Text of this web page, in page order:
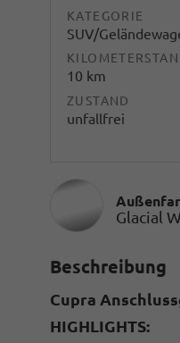
KATEGORIE
SUV/
10 km
ZUSTAND
unfallfrei
Glacial
Beschreibung
Cupra
HIGHLIGHTS: